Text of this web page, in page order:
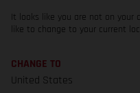
It looks like you are not on your
like to change to your current
CHANGE TO
United States